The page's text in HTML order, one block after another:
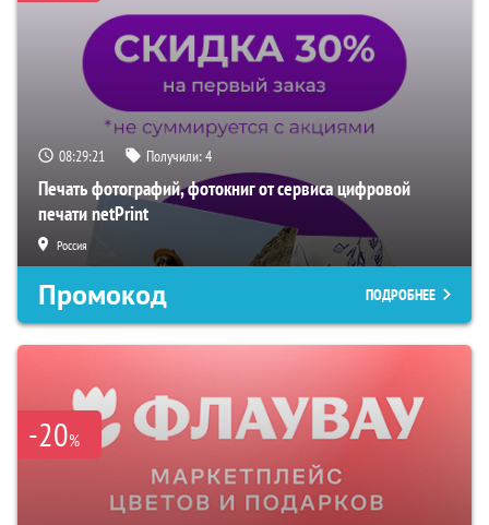
08:29:20 Получили:4
Печать фотографий, фотокниг от сервиса цифровой
печати netPrint
Россия
Промокод ПОДРОБНЕЕ
-20%